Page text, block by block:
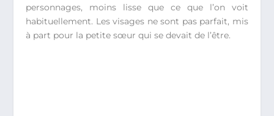
personnages, moins lisse que ce que l’on voit
habituellement. Les visages ne sont pas parfait, mis
à part pour la petite sœur qui se devait de l’être.